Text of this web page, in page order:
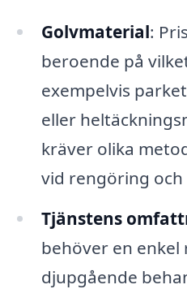
Golvmaterial:
beroende på
exempelvis
eller
kräver olika
vid rengöring
Tjänstens
behöver en
djupgående